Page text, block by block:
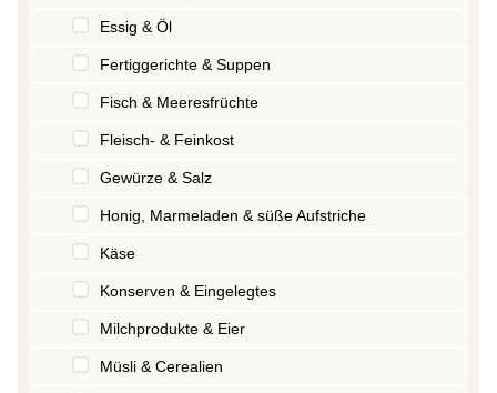
Essig & Öl
Fertiggerichte & Suppen
Fisch & Meeresfrüchte
Fleisch- & Feinkost
Gewürze & Salz
Honig, Marmeladen & süße Aufstriche
Käse
Konserven & Eingelegtes
Milchprodukte & Eier
Müsli & Cerealien